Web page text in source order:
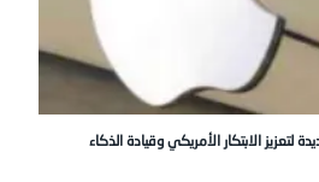
جديدة لتعزيز الابتكار الأمريكي وقيادة الذكاء